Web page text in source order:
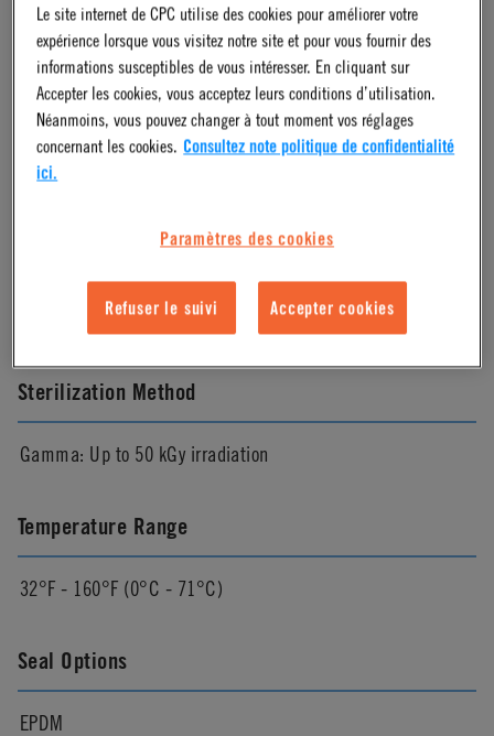
Vacuum to 120 psi, 8.3 bar
Color
Almond
Mounting Option
Free Floating
Sterilization Method
Gamma: Up to 50 kGy irradiation
Temperature Range
32°F - 160°F (0°C - 71°C)
Seal Options
EPDM
Le site internet de CPC utilise des cookies pour améliorer votre
expérience lorsque vous visitez notre site et pour vous fournir des
informations susceptibles de vous intéresser. En cliquant sur
Accepter les cookies, vous acceptez leurs conditions d’utilisation.
Néanmoins, vous pouvez changer à tout moment vos réglages
concernant les cookies. Consultez note politique de confidentialité
ici.
Paramètres des cookies
Refuser le suivi Accepter cookies